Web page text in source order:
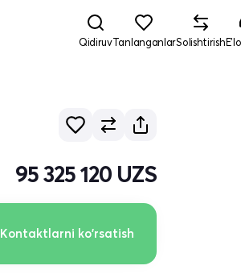
QidiruvTanlanganlarSolishtirish
95 325 120 UZS
Kontaktlarni ko'rsatish